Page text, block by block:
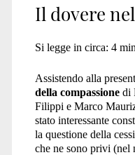
Il dovere
Si legge in circa: 4
Assistendo alla
della compassionedi
Filippi e Marco
stato interessante
la questione della
che ne sono privi